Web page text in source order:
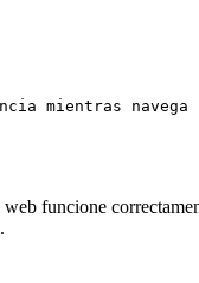
mientras
funcione